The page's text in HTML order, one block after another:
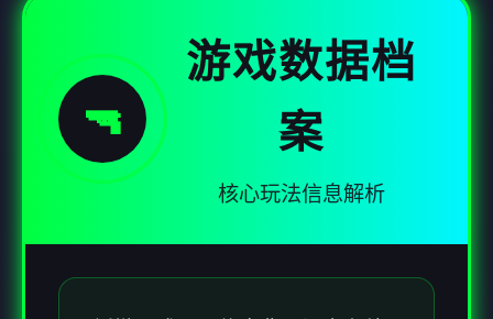
🔫
游戏数据档
案
核心玩法信息解析